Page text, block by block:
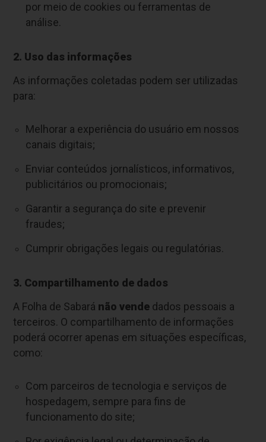
por meio de cookies ou ferramentas de
análise.
2. Uso das informações
As informações coletadas podem ser utilizadas
para:
Melhorar a experiência do usuário em nossos
canais digitais;
Enviar conteúdos jornalísticos, informativos,
publicitários ou promocionais;
Garantir a segurança do site e prevenir
fraudes;
Cumprir obrigações legais ou regulatórias.
3. Compartilhamento de dados
A Folha de Sabará não vende dados pessoais a
terceiros. O compartilhamento de informações
poderá ocorrer apenas em situações específicas,
como:
Com parceiros de tecnologia e serviços de
hospedagem, sempre para fins de
funcionamento do site;